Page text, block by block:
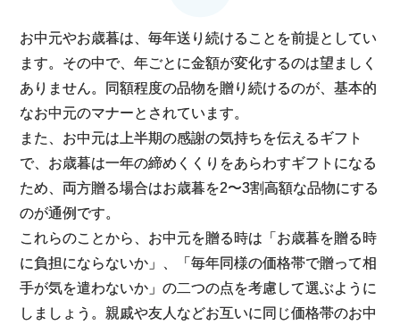
お中元やお歳暮は、毎年送り続けることを前提としてい
ます。その中で、年ごとに金額が変化するのは望ましく
ありません。同額程度の品物を贈り続けるのが、基本的
なお中元のマナーとされています。
また、お中元は上半期の感謝の気持ちを伝えるギフト
で、お歳暮は一年の締めくくりをあらわすギフトになる
ため、両方贈る場合はお歳暮を2〜3割高額な品物にする
のが通例です。
これらのことから、お中元を贈る時は「お歳暮を贈る時
に負担にならないか」、「毎年同様の価格帯で贈って相
手が気を遣わないか」の二つの点を考慮して選ぶように
しましょう。親戚や友人などお互いに同じ価格帯のお中